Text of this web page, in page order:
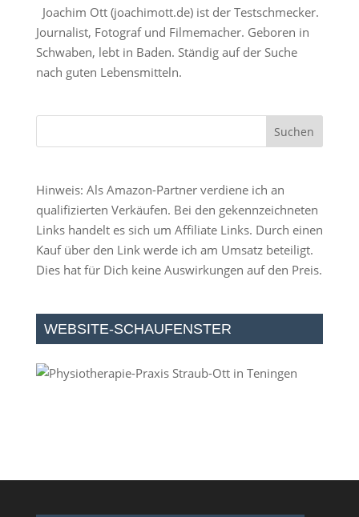
Joachim Ott (joachimott.de) ist der Testschmecker.
Journalist, Fotograf und Filmemacher. Geboren in
Schwaben, lebt in Baden. Ständig auf der Suche
nach guten Lebensmitteln.
Hinweis: Als Amazon-Partner verdiene ich an
qualifizierten Verkäufen. Bei den gekennzeichneten
Links handelt es sich um Affiliate Links. Durch einen
Kauf über den Link werde ich am Umsatz beteiligt.
Dies hat für Dich keine Auswirkungen auf den Preis.
WEBSITE-SCHAUFENSTER